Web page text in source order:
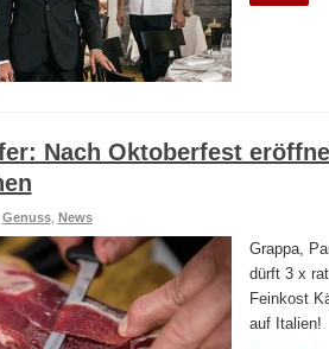
Nach Oktoberfest
Genuss, News
Grappa,
dürft 3 x
Feinkost
auf Italien!